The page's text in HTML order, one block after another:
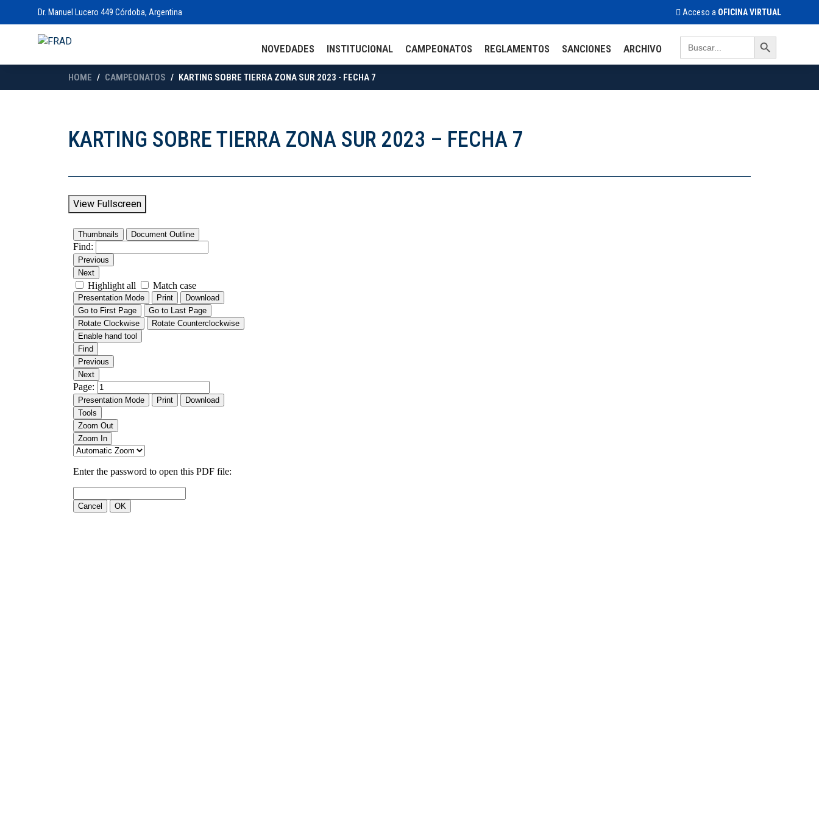
Dr. Manuel Lucero 449 Córdoba, Argentina Acceso a OFICINA VIRTUAL
NOVEDADES INSTITUCIONAL CAMPEONATOS REGLAMENTOS SANCIONES ARCHIVO
Search
for:
Search Button
HOME CAMPEONATOS KARTING SOBRE TIERRA ZONA SUR 2023 - FECHA 7
KARTING SOBRE TIERRA ZONA SUR 2023 – FECHA 7
View Fullscreen